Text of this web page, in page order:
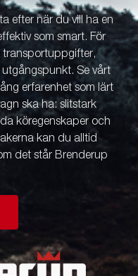
efter när du vill ha en
som smart. För
transportuppgifter,
Se vårt
erfarenhet som lärt
ska ha: slitstark
köregenskaper och
kan du alltid
det står Brenderup